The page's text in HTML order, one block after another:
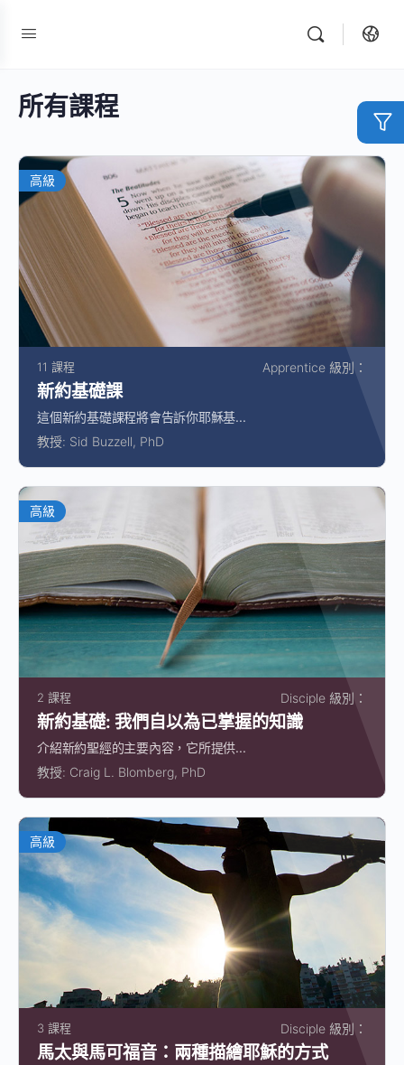
所有課程
高級
11 課程 Apprentice 級別：
新約基礎課
這個新約基礎課程將會告訴你耶穌基...
教授: Sid Buzzell, PhD
高級
2 課程 Disciple 級別：
新約基礎: 我們自以為已掌握的知識
介紹新約聖經的主要內容，它所提供...
教授: Craig L. Blomberg, PhD
高級
3 課程 Disciple 級別：
馬太與馬可福音：兩種描繪耶穌的方式